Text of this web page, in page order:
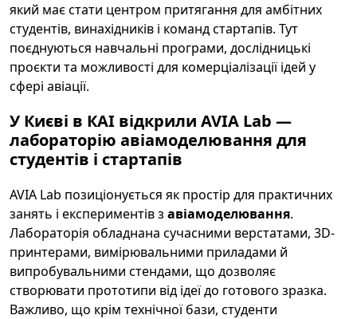
який має стати центром притягання для амбітних
студентів, винахідників і команд стартапів. Тут
поєднуються навчальні програми, дослідницькі
проєкти та можливості для комерціалізації ідей у
сфері авіації.
У Києві в КАІ відкрили AVIA Lab —
лабораторію авіамоделювання для
студентів і стартапів
AVIA Lab позиціонується як простір для практичних
занять і експериментів з авіамоделювання.
Лабораторія обладнана сучасними верстатами, 3D-
принтерами, вимірювальними приладами й
випробувальними стендами, що дозволяє
створювати прототипи від ідеї до готового зразка.
Важливо, що крім технічної бази, студенти